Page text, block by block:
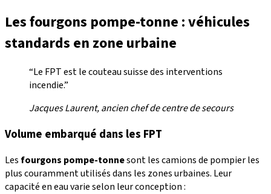
Les fourgons pompe-tonne : véhicules
standards en zone urbaine
“Le FPT est le couteau suisse des interventions
incendie.”
Jacques Laurent, ancien chef de centre de secours
Volume embarqué dans les FPT
Lesfourgons pompe-tonnesont les camions de pompier les
plus couramment utilisés dans les zones urbaines. Leur
capacité en eau varie selon leur conception :